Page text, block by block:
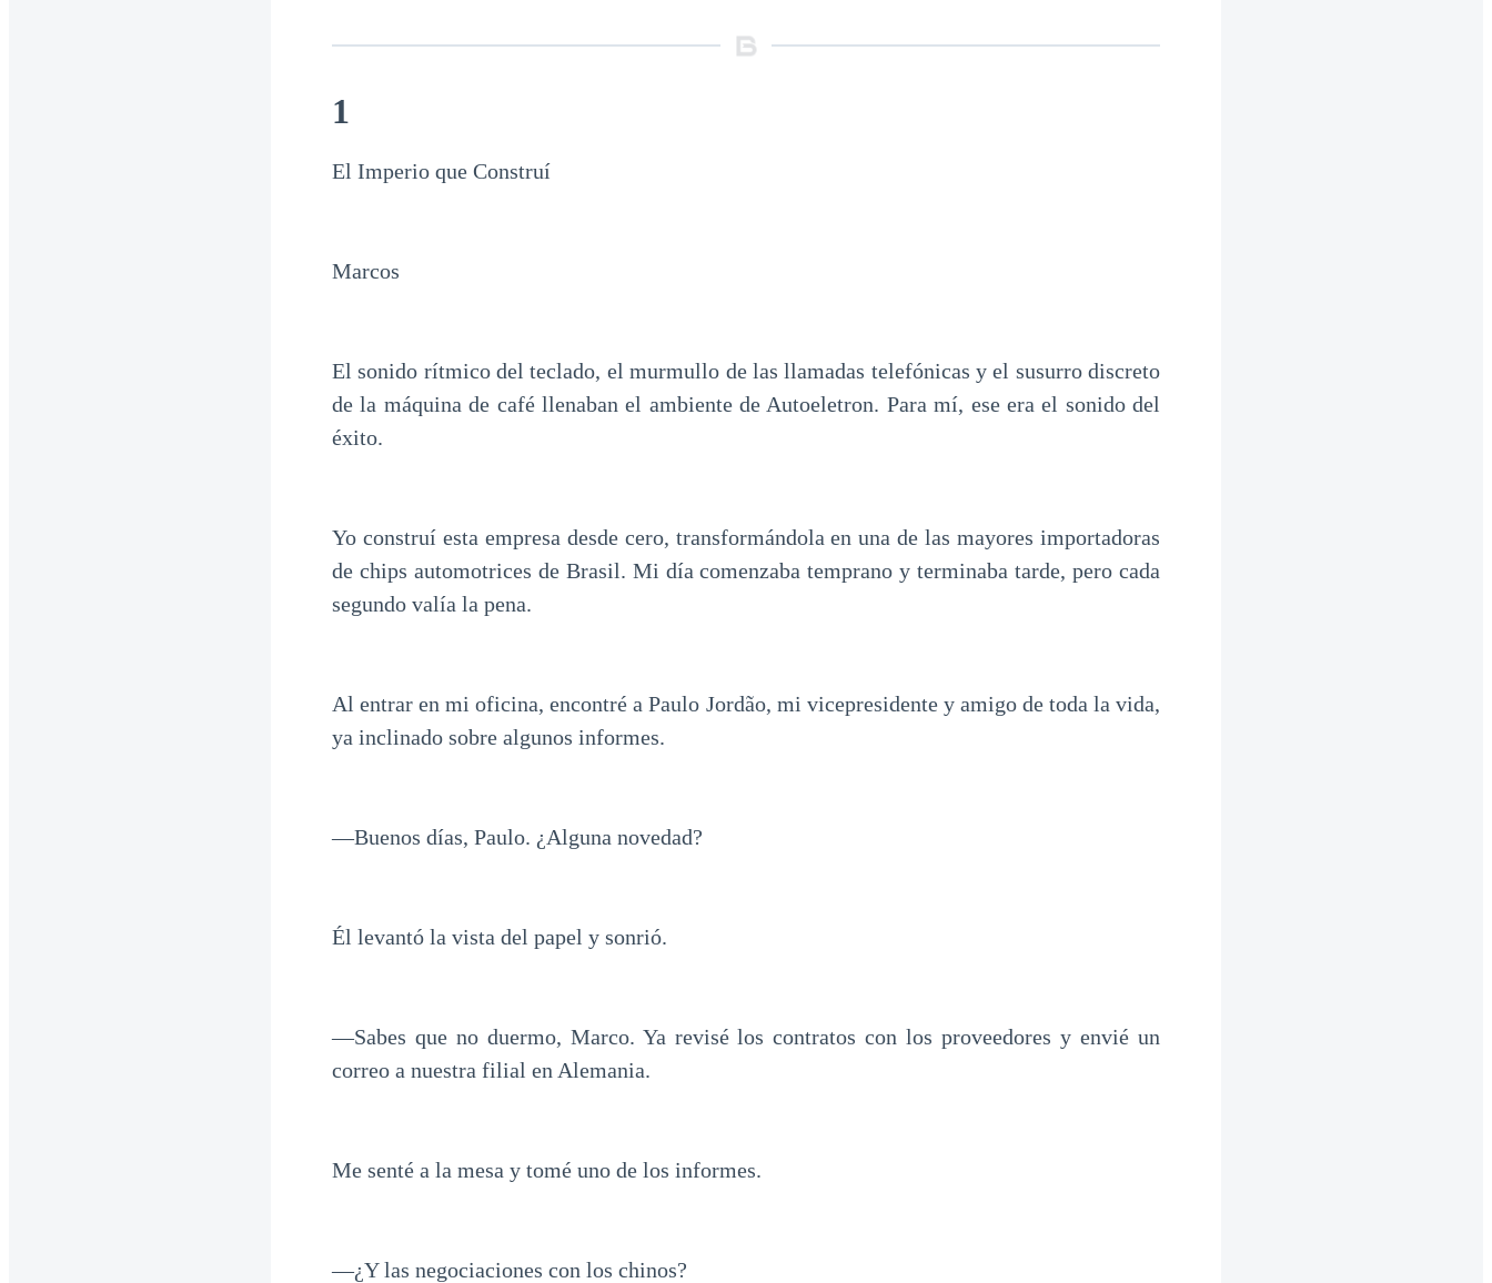
1
El Imperio que Construí
Marcos
El sonido rítmico del teclado, el murmullo de las llamadas telefónicas y el susurro discreto
de la máquina de café llenaban el ambiente de Autoeletron. Para mí, ese era el sonido del
éxito.
Yo construí esta empresa desde cero, transformándola en una de las mayores importadoras
de chips automotrices de Brasil. Mi día comenzaba temprano y terminaba tarde, pero cada
segundo valía la pena.
Al entrar en mi oficina, encontré a Paulo Jordão, mi vicepresidente y amigo de toda la vida,
ya inclinado sobre algunos informes.
—Buenos días, Paulo. ¿Alguna novedad?
Él levantó la vista del papel y sonrió.
—Sabes que no duermo, Marco. Ya revisé los contratos con los proveedores y envié un
correo a nuestra filial en Alemania.
Me senté a la mesa y tomé uno de los informes.
—¿Y las negociaciones con los chinos?